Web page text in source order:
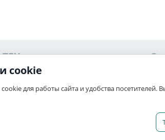
TEX
связь
cookie
для работы сайта и удобства